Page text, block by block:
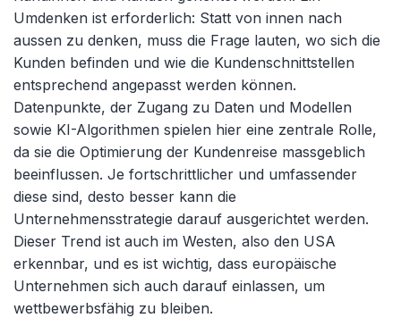
Umdenken ist erforderlich: Statt von innen nach
aussen zu denken, muss die Frage lauten, wo sich die
Kunden befinden und wie die Kundenschnittstellen
entsprechend angepasst werden können.
Datenpunkte, der Zugang zu Daten und Modellen
sowie KI-Algorithmen spielen hier eine zentrale Rolle,
da sie die Optimierung der Kundenreise massgeblich
beeinflussen. Je fortschrittlicher und umfassender
diese sind, desto besser kann die
Unternehmensstrategie darauf ausgerichtet werden.
Dieser Trend ist auch im Westen, also den USA
erkennbar, und es ist wichtig, dass europäische
Unternehmen sich auch darauf einlassen, um
wettbewerbsfähig zu bleiben.